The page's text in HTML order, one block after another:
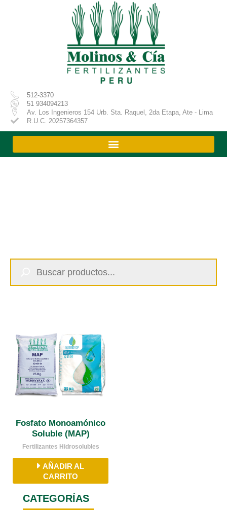
512-3370
51 934094213
Av. Los Ingenieros 154 Urb. Sta. Raquel, 2da Etapa, Ate - Lima
R.U.C. 20257364357
productos
CATEGORÍAS
Fosfato Monoamónico
Soluble (MAP)
Fertilizantes Hidrosolubles
AÑADIR AL
CARRITO